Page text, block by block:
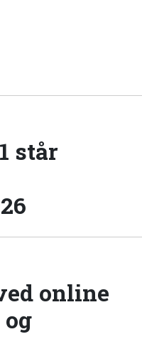
står
online